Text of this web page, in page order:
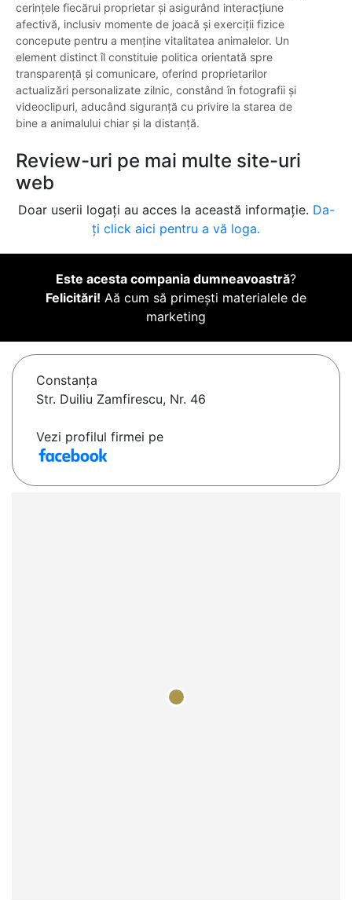
cerințele fiecărui proprietar și asigurând interacțiune
afectivă, inclusiv momente de joacă și exerciții fizice
concepute pentru a menține vitalitatea animalelor. Un
element distinct îl constituie politica orientată spre
transparență și comunicare, oferind proprietarilor
actualizări personalizate zilnic, constând în fotografii și
videoclipuri, aducând siguranță cu privire la starea de
bine a animalului chiar și la distanță.
Review-uri pe mai multe site-uri
web
Doar userii logați au acces la această informație. Da-
ți click aici pentru a vă loga.
Este acesta compania dumneavoastră?
Felicitări! Aă cum să primești materialele de
marketing
Constanţa
Str. Duiliu Zamfirescu, Nr. 46
Vezi profilul firmei pe